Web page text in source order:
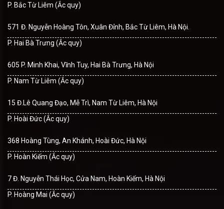
P. Bắc Từ Liêm (Ắc quy)
571 Đ. Nguyễn Hoàng Tôn, Xuân Đỉnh, Bắc Từ Liêm, Hà Nội.
P. Hai Bà Trưng (Ắc quy)
605 P. Minh Khai, Vĩnh Tuy, Hai Bà Trưng, Hà Nội
P. Nam Từ Liêm (Ắc quy)
15 Đ.Lê Quang Đạo, Mễ Trì, Nam Từ Liêm, Hà Nội
P. Hoài Đức (Ắc quy)
368 Hoàng Tùng, An Khánh, Hoài Đức, Hà Nội
P. Hoàn Kiếm (Ắc quy)
7 Đ. Nguyễn Thái Học, Cửa Nam, Hoàn Kiếm, Hà Nội
P. Hoàng Mai (Ắc quy)